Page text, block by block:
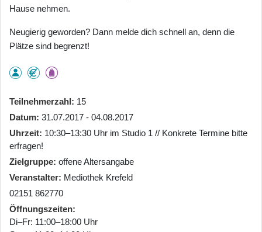
Hause nehmen.
Neugierig geworden? Dann melde dich schnell an, denn die
Plätze sind begrenzt!
Teilnehmerzahl
15
Datum 31.07.2017 - 04.08.2017
Uhrzeit 10:30–13:30 Uhr im Studio 1 // Konkrete Termine bitte
erfragen!
Zielgruppe offene Altersangabe
Veranstalter Mediothek Krefeld
02151 862770
Öffnungszeiten
Di–Fr: 11:00–18:00 Uhr